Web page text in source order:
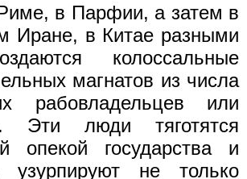
в Парфии, а затем в
Иране, в Китае разными
колоссальные
магнатов из числа
рабовладельцев или
Эти люди тяготятся
опекой государства и
не только